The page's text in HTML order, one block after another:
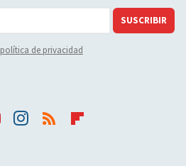
SUSCRIBIR
política de privacidad